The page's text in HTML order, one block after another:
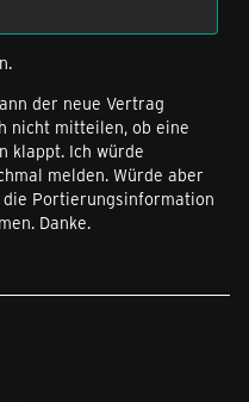
der neue Vertrag
nicht mitteilen, ob eine
klappt. Ich würde
melden. Würde aber
Portierungsinformation
Danke.